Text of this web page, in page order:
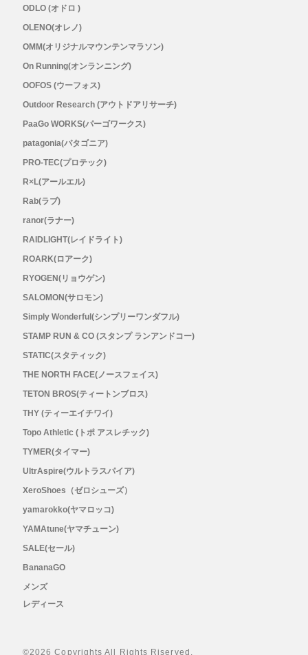
BananaGO
メンズ
ODLO (オドロ )
OLENO(オレノ)
OMM(オリジナルマウンテンマラソン)
On Running(オンランニング)
OOFOS (ウーフォス)
Outdoor Research (アウトドアリサーチ)
PaaGo WORKS(パーゴワークス)
patagonia(パタゴニア)
PRO-TEC(プロテック)
R×L(アールエル)
Rab(ラブ)
ranor(ラナー)
RAIDLIGHT(レイドライト)
ROARK(ロアーク)
RYOGEN(リョウゲン)
SALOMON(サロモン)
Simply Wonderful(シンプリーワンダフル)
STAMP RUN & CO (スタンプ ランアンドコー)
STATIC(スタティック)
THE NORTH FACE(ノースフェイス)
TETON BROS(ティートンブロス)
THY (ティーエイチワイ)
Topo Athletic (トポ アスレチック)
TYMER(タイマー)
UltrAspire(ウルトラスパイア)
XeroShoes（ゼロシューズ）
yamarokko(ヤマロッコ)
YAMAtune(ヤマチューン)
SALE(セール)
BananaGO
メンズ
レディース
©2026 Copyrights All Rights Riserved.